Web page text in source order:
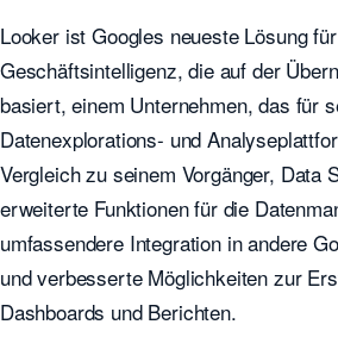
Looker ist Googles neueste Lösung
Geschäftsintelligenz, die auf der
basiert, einem Unternehmen, das für
Datenexplorations- und
Vergleich zu seinem Vorgänger, Data
erweiterte Funktionen für die
umfassendere Integration in andere
und verbesserte Möglichkeiten zur
Dashboards und Berichten.